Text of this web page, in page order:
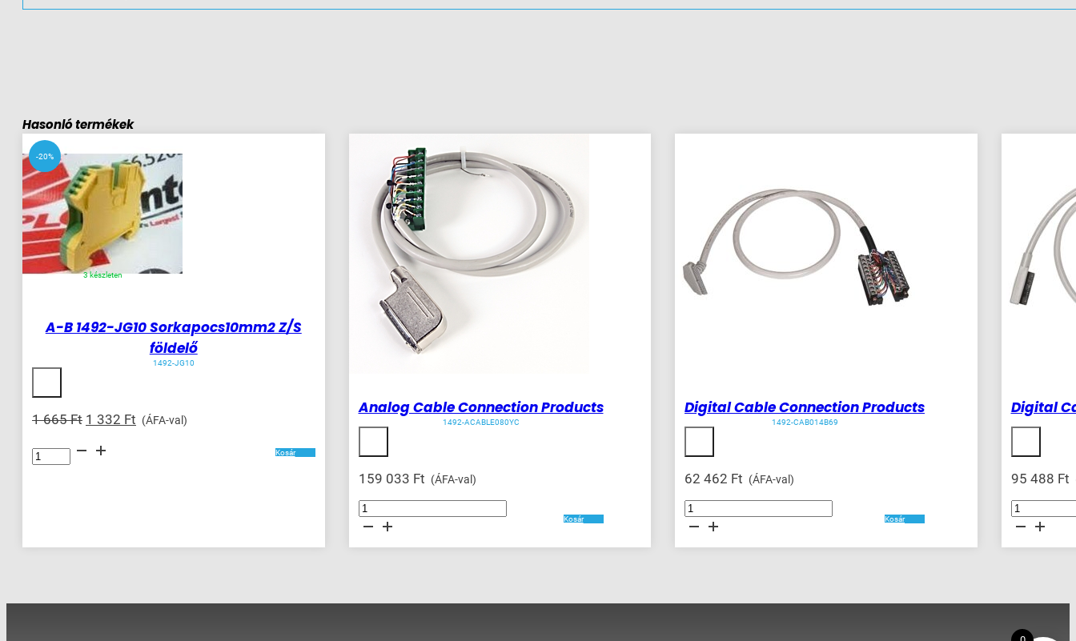
Hasonló termékek
3 készleten
-20%
A-B 1492-JG10 Sorkapocs10mm2 Z/S
földelő
1492-JG10
1 665Ft Original
was:
1 332 Ft Current
(ÁFA-val)
1492-
Kosár
Analog Cable Connection Products
1492-ACABLE080YC
159 033 Ft (ÁFA-val)
Analog
Cable
Connection
Products
Kosár
Digital Cable Connection Products
1492-CAB014B69
62 462 Ft (ÁFA-val)
Digital
Cable
Connection
Products
Kosár
Digital
95 488 Ft
Digital
Cable
Connection
Products